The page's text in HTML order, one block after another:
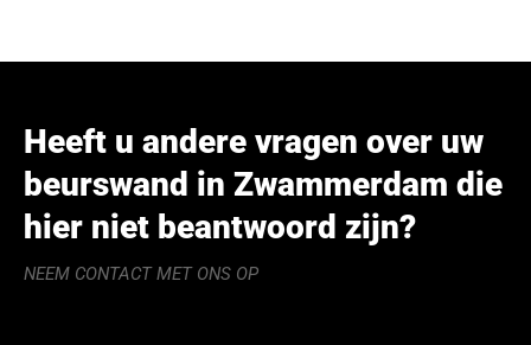
Heeft u andere vragen over uw
beurswand in Zwammerdam die
hier niet beantwoord zijn?
NEEM CONTACT MET ONS OP